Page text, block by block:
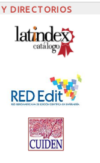
DIRECTORIOS